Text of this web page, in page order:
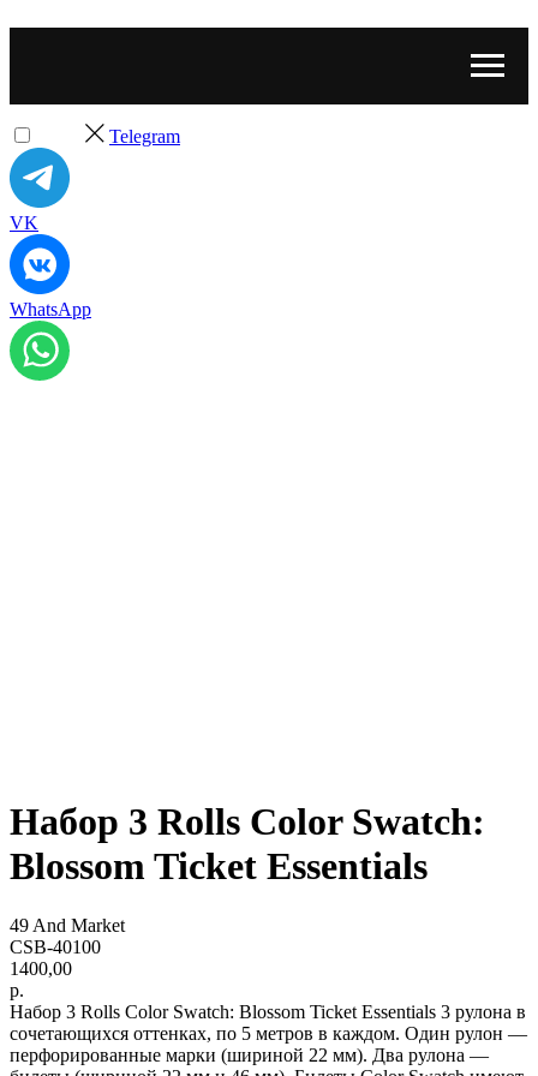
Telegram
VK
WhatsApp
Набор 3 Rolls Color Swatch:
Blossom Ticket Essentials
49 And Market
CSB-40100
1400,00
р.
Набор 3 Rolls Color Swatch: Blossom Ticket Essentials 3 рулона в
сочетающихся оттенках, по 5 метров в каждом. Один рулон —
перфорированные марки (шириной 22 мм). Два рулона —